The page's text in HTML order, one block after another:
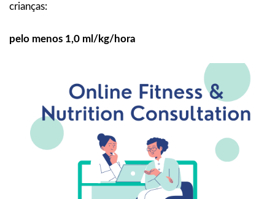
crianças:
pelo menos 1,0 ml/kg/hora